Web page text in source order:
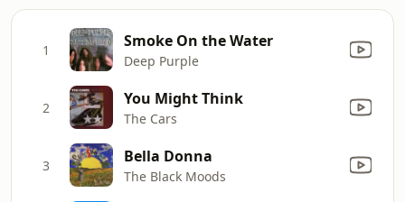
1 Smoke On the Water
Deep Purple
2 You Might Think
The Cars
3 Bella Donna
The Black Moods